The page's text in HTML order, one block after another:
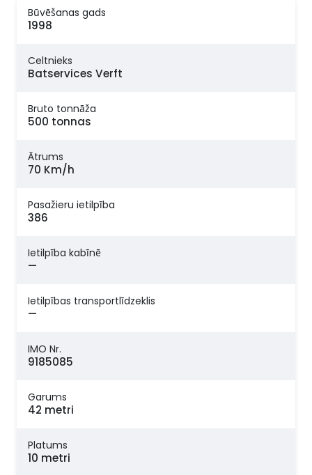
Būvēšanas gads
1998
Celtnieks
Batservices Verft
Bruto tonnāža
500 tonnas
Ātrums
70 Km/h
Pasažieru ietilpība
386
Ietilpība kabīnē
—
Ietilpības transportlīdzeklis
—
IMO Nr.
9185085
Garums
42 metri
Platums
10 metri